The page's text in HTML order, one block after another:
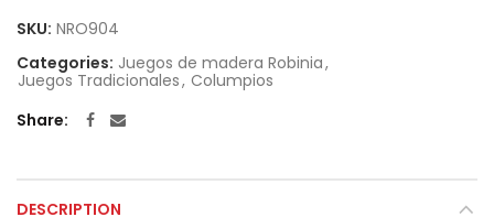
SKU: NRO904
Categories: Juegos de madera Robinia,
Juegos Tradicionales, Columpios
Share
DESCRIPTION